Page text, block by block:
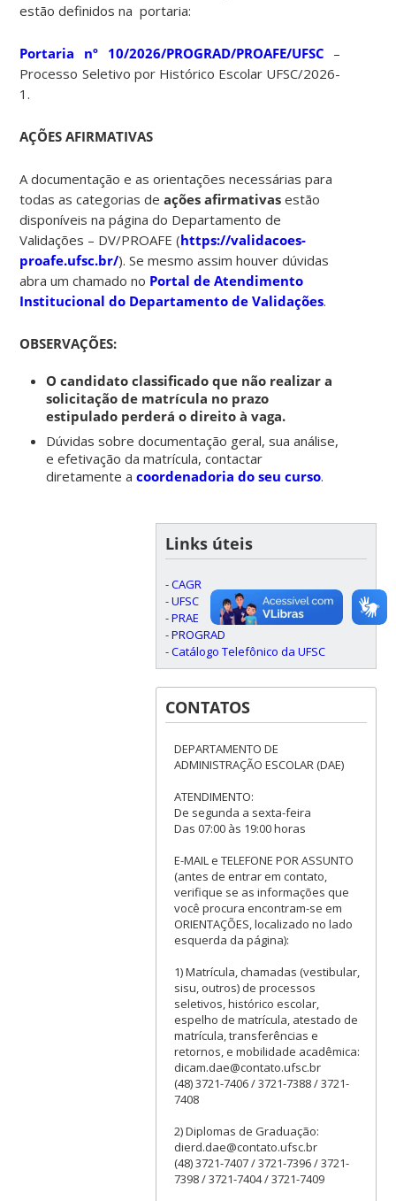
estão definidos na portaria:
Portaria nº 10/2026/PROGRAD/PROAFE/UFSC –
Processo Seletivo por Histórico Escolar UFSC/2026-
1.
AÇÕES AFIRMATIVAS
A documentação e as orientações necessárias para
todas as categorias deações afirmativas estão
disponíveis na página do Departamento de
Validações – DV/PROAFE (https://validacoes-
proafe.ufsc.br/). Se mesmo assim houver dúvidas
abra um chamado no Portal de Atendimento
Institucional do Departamento de Validações.
OBSERVAÇÕES:
O candidato classificado que não realizar a
solicitação de matrícula no prazo
estipulado perderá o direito à vaga.
Dúvidas sobre documentação geral, sua análise,
e efetivação da matrícula, contactar
diretamente acoordenadoria do seu curso.
Links úteis
-CAGR
-UFSC
-PRAE
-PROGRAD
-Catálogo Telefônico da UFSC
CONTATOS
DEPARTAMENTO DE
ADMINISTRAÇÃO ESCOLAR (DAE)
ATENDIMENTO:
De segunda a sexta-feira
Das 07:00 às 19:00 horas
E-MAIL e TELEFONE POR ASSUNTO
(antes de entrar em contato,
verifique se as informações que
você procura encontram-se em
ORIENTAÇÕES, localizado no lado
esquerda da página):
1) Matrícula, chamadas (vestibular,
sisu, outros) de processos
seletivos, histórico escolar,
espelho de matrícula, atestado de
matrícula, transferências e
retornos, e mobilidade acadêmica:
dicam.dae@contato.ufsc.br
(48) 3721-7406 / 3721-7388 / 3721-
7408
2) Diplomas de Graduação:
dierd.dae@contato.ufsc.br
(48) 3721-7407 / 3721-7396 / 3721-
7398 / 3721-7404 / 3721-7409